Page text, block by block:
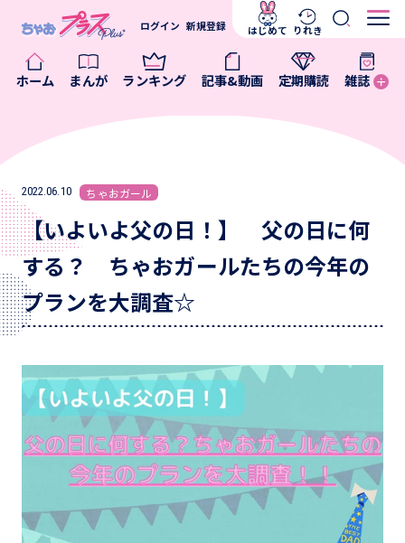
ホーム まんが ランキング 記事&動画 定期購読 雑誌
ログイン 新規登録 はじめて りれき
2022.06.10 ちゃおガール
【いよいよ父の日！】 父の日に何
する？ ちゃおガールたちの今年の
プランを大調査☆